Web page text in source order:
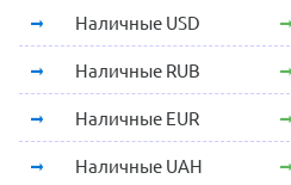
Наличные USD
Наличные RUB
Наличные EUR
Наличные UAH